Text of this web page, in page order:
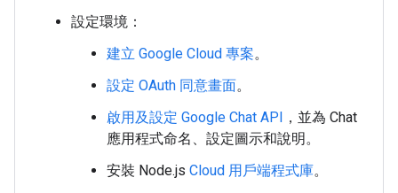
設定環境：
建立 Google Cloud 專案。
設定 OAuth 同意畫面。
啟用及設定 Google Chat API
，並為 Chat
應用程式命名、設定圖示和說明。
安裝 Node.js Cloud 用戶端程式庫。